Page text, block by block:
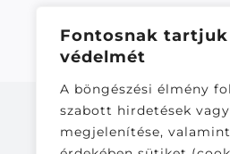
Fontosnak
védelmét
A böngészési élmény
szabott hirdetések
megjelenítése,